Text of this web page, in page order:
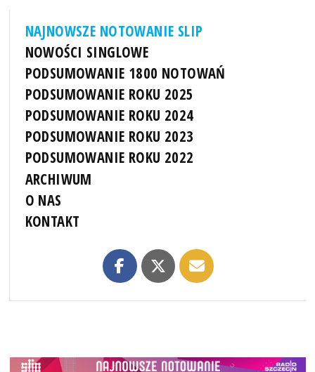
NAJNOWSZE NOTOWANIE SLIP
NOWOŚCI SINGLOWE
PODSUMOWANIE 1800 NOTOWAŃ
PODSUMOWANIE ROKU 2025
PODSUMOWANIE ROKU 2024
PODSUMOWANIE ROKU 2023
PODSUMOWANIE ROKU 2022
ARCHIWUM
O NAS
KONTAKT